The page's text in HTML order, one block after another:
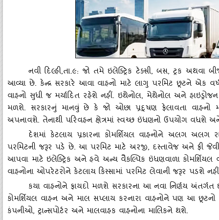
નવી દિલ્‍હી,તા.૯: જો તમે ઇલેક્‍ટ્રિક ટેક્‍સી, બસ, ટ્રક અથવા
આવ્‍યા છે. કેન્‍દ્ર સરકારે આવા વાહનો માટે લાગુ પરમિટ છૂટને એક
વાહનો સુધી જ મર્યાદિત રહેશે નહીં. ઇથેનોલ, મેથેનોલ અને
મળશે. સરકારનું માનવું છે કે જો ઓછા પ્રદૂષણ ફેલાવતા વાહનો
અપનાવશે. તેનાથી પરિવહન ક્ષેત્રમાં સ્‍વચ્‍છ ઇંધણનો ઉપયોગ વધશે
દેશમાં કેટલાય પ્રકારના કોમર્શિયલ વાહનોને અલગ
પરમિટની જરૂર પડે છે. આ પરમિટ માટે અરજી, દસ્‍તાવેજ અને ફી જેવી
આપવા માટે ઇલેક્‍ટ્રિક અને હવે અન્‍ય વૈકલ્‍પિક ઇંધણવાળા
વાહનોના ઓપરેટરોને કેટલાય કિસ્‍સામાં પરમિટ લેવાની જરૂર
કયા વાહનોને ફાયદો મળશે સરકારના આ નવા નિર્ણય અંતર્ગત
કોમર્શિયલ વાહન અને માલ સપ્‍લાય કરનારા વાહનોને પણ આ
કંપનીઓ, ટ્રાન્‍સપોર્ટર અને માલવાહક વાહનોના માલિકને થશે.